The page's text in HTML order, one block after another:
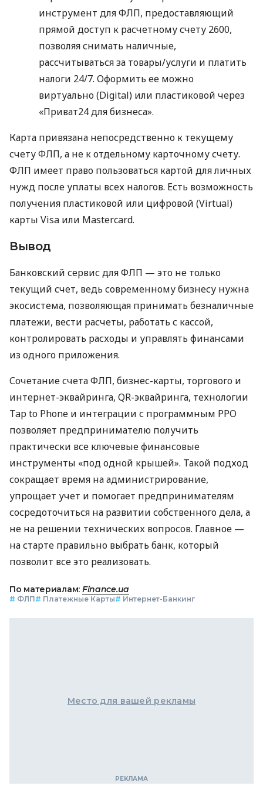
инструмент для ФЛП, предоставляющий
прямой доступ к расчетному счету 2600,
позволяя снимать наличные,
рассчитываться за товары/услуги и платить
налоги 24/7. Оформить ее можно
виртуально (Digital) или пластиковой через
«Приват24 для бизнеса».
Карта привязана непосредственно к текущему
счету ФЛП, а не к отдельному карточному счету.
ФЛП имеет право пользоваться картой для личных
нужд после уплаты всех налогов. Есть возможность
получения пластиковой или цифровой (Virtual)
карты Visa или Mastercard.
Вывод
Банковский сервис для ФЛП — это не только
текущий счет, ведь современному бизнесу нужна
экосистема, позволяющая принимать безналичные
платежи, вести расчеты, работать с кассой,
контролировать расходы и управлять финансами
из одного приложения.
Сочетание счета ФЛП, бизнес-карты, торгового и
интернет-эквайринга, QR-эквайринга, технологии
Tap to Phone и интеграции с программным РРО
позволяет предпринимателю получить
практически все ключевые финансовые
инструменты «под одной крышей». Такой подход
сокращает время на администрирование,
упрощает учет и помогает предпринимателям
сосредоточиться на развитии собственного дела, а
не на решении технических вопросов. Главное —
на старте правильно выбрать банк, который
позволит все это реализовать.
По материалам: Finance.ua
# ФЛП# Платежные Карты# Интернет-Банкинг
Место для вашей рекламы